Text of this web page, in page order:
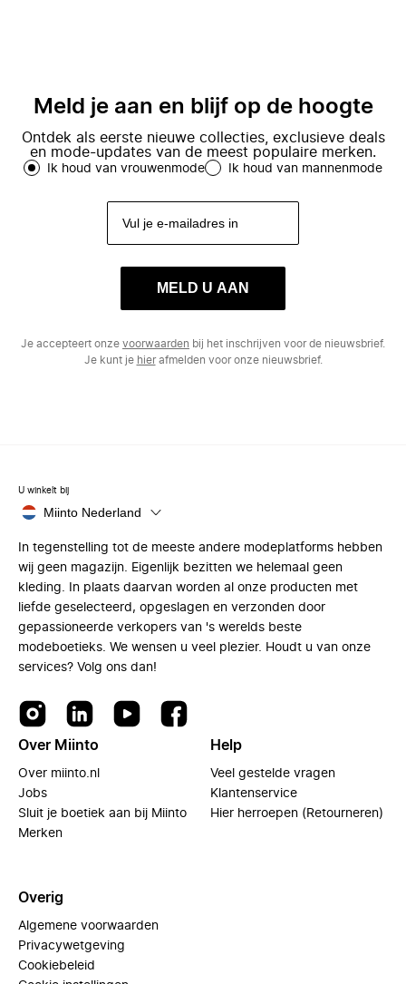
Meld je aan en blijf op de hoogte
Ontdek als eerste nieuwe collecties, exclusieve deals
en mode-updates van de meest populaire merken.
Ik houd van vrouwenmode Ik houd van mannenmode
MELD U AAN
Je accepteert onze voorwaarden bij het inschrijven voor de nieuwsbrief.
Je kunt je hierafmelden voor onze nieuwsbrief.
U winkelt bij
Miinto Nederland
In tegenstelling tot de meeste andere modeplatforms hebben
wij geen magazijn. Eigenlijk bezitten we helemaal geen
kleding. In plaats daarvan worden al onze producten met
liefde geselecteerd, opgeslagen en verzonden door
gepassioneerde verkopers van 's werelds beste
modeboetieks. We wensen u veel plezier. Houdt u van onze
services? Volg ons dan!
Over Miinto
Over miinto.nl
Jobs
Sluit je boetiek aan bij Miinto
Merken
Help
Veel gestelde vragen
Klantenservice
Hier herroepen (Retourneren)
Overig
Algemene voorwaarden
Privacywetgeving
Cookiebeleid